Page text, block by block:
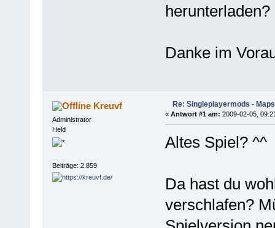
herunterladen?
Danke im
Kreuvf
Administrator
Held
Beiträge: 2.859
Re: Singleplayermods - Maps
« Antwort #1 am: 2009-02-05,
Altes Spiel? ^^
Da hast du
verschlafen?